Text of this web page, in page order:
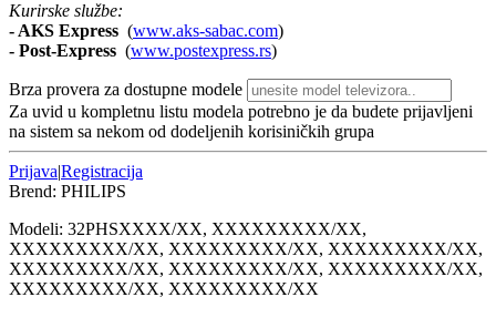
Kurirske službe:
- AKS Express (www.aks-sabac.com)
- Post-Express (www.postexpress.rs)
Brza provera za dostupne modele
Za uvid u kompletnu listu modela potrebno je da budete prijavljeni
na sistem sa nekom od dodeljenih korisiničkih grupa
Prijava|Registracija
Brend: PHILIPS
Modeli: 32PHSXXXX/XX, XXXXXXXXX/XX,
XXXXXXXXX/XX, XXXXXXXXX/XX, XXXXXXXXX/XX,
XXXXXXXXX/XX, XXXXXXXXX/XX, XXXXXXXXX/XX,
XXXXXXXXX/XX, XXXXXXXXX/XX